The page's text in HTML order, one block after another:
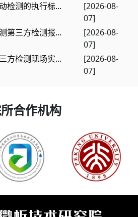
检测的执行标...
[2026-08-
07]
第三方检测报...
[2026-08-
07]
方检测现场实...
[2026-08-
07]
合作机构